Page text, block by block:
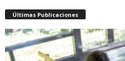
Últimas Publicaciones